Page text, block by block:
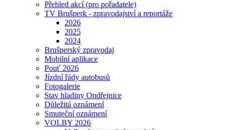
Přehled akcí (pro pořadatele)
TV Brušperk - zpravodajství a reportáže
2026
2025
2024
Brušperský zpravodaj
Mobilní aplikace
Pouť 2026
Jízdní řády autobusů
Fotogalerie
Stav hladiny Ondřejnice
Důležitá oznámení
Smuteční oznámení
VOLBY 2026